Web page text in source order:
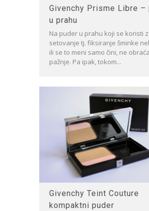
Givenchy Prisme Libre –
u prahu
Na puder u prahu koji se koristi
setovanje tj. fiksiranje šminke
ili se to meni samo čini, ne
pažnje. Pa ipak, tokom...
Givenchy Teint Couture
kompaktni puder